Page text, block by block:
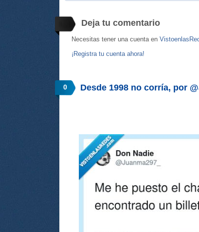
Deja tu comentario
Necesitas tener una cuenta en
¡Registra tu cuenta ahora!
0 Desde 1998 no corría, por